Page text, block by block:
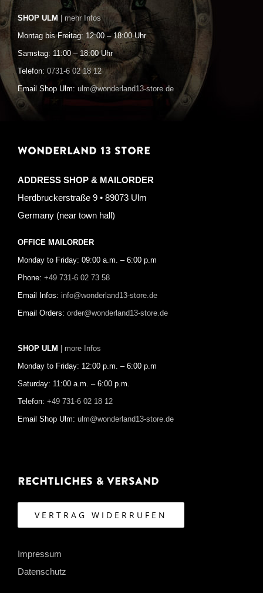
SHOP ULM | mehr Infos
Montag bis Freitag: 12:00 – 18:00 Uhr
Samstag: 11:00 – 18:00 Uhr
Telefon: 0731-6 02 18 12
Email Shop Ulm: ulm@wonderland13-store.de
WONDERLAND 13 STORE
ADDRESS SHOP & MAILORDER
Herdbruckerstraße 9 • 89073 Ulm
Germany (near town hall)
OFFICE MAILORDER
Monday to Friday: 09:00 a.m. – 6:00 p.m
Phone: +49 731-6 02 73 58
Email Infos: info@wonderland13-store.de
Email Orders: order@wonderland13-store.de
SHOP ULM | more Infos
Monday to Friday: 12:00 p.m. – 6:00 p.m
Saturday: 11:00 a.m. – 6:00 p.m.
Telefon: +49 731-6 02 18 12
Email Shop Ulm: ulm@wonderland13-store.de
Rechtliches & Versand
VERTRAG WIDERRUFEN
Impressum
Datenschutz